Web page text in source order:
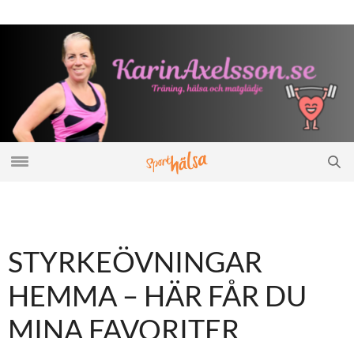
STYRKEÖVNINGAR
HEMMA – HÄR FÅR DU
MINA FAVORITER